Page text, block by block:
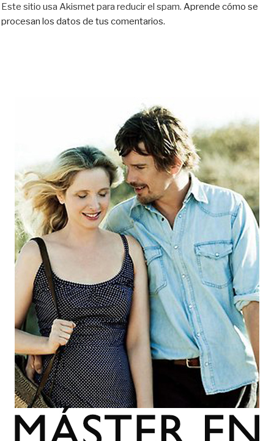
Este sitio usa Akismet para reducir el spam. Aprende cómo se
procesan los datos de tus comentarios.